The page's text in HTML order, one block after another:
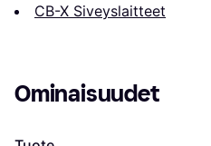
CB-X Siveyslaitteet
Ominaisuudet